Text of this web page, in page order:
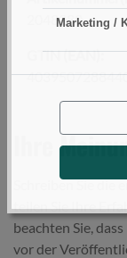
Marketing /
2048280
GTIN (EAN):
Ihre
Schreiben Sie
teilen Sie Ihre
beachten Sie,
vor der